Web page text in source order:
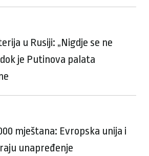
u Rusiji: „Nigdje se ne
je Putinova palata
mještana: Evropska unija i
unapređenje